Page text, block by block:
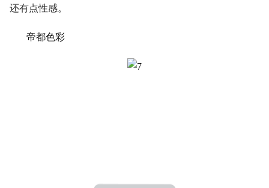
还有点性感。
帝都色彩